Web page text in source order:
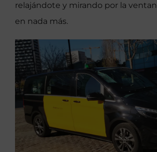
relajándote y mirando por la
en nada más.